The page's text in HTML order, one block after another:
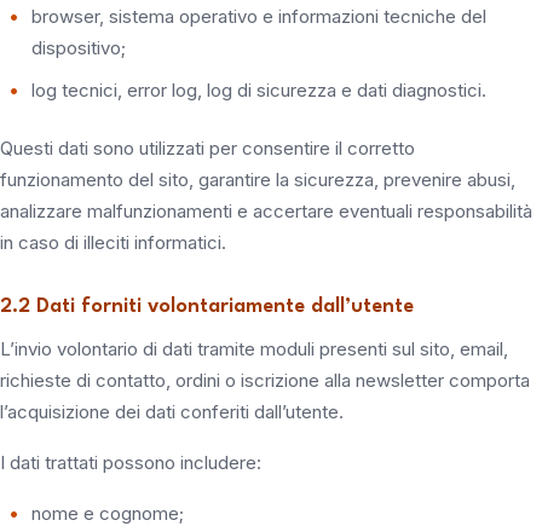
browser, sistema operativo e informazioni tecniche del
dispositivo;
log tecnici, error log, log di sicurezza e dati diagnostici.
Questi dati sono utilizzati per consentire il corretto
funzionamento del sito, garantire la sicurezza, prevenire abusi,
analizzare malfunzionamenti e accertare eventuali responsabilità
in caso di illeciti informatici.
2.2 Dati forniti volontariamente dall’utente
L’invio volontario di dati tramite moduli presenti sul sito, email,
richieste di contatto, ordini o iscrizione alla newsletter comporta
l’acquisizione dei dati conferiti dall’utente.
I dati trattati possono includere:
nome e cognome;